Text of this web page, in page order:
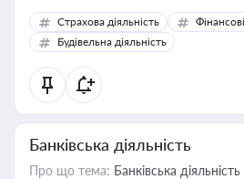
корисне для власника бізнесу,
бухгалтера під час оподаткування,
державного майна, корпоративних
статусу суб'єктів оціночної діяльності
Страхова діяльність
Будівельна діяльність
Банківська діяльність
Про що тема: Банківська